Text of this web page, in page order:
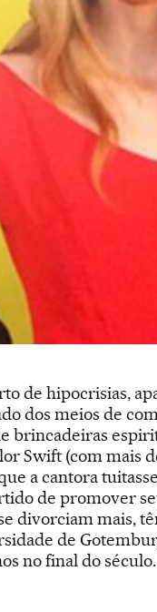
de hipocrisias,
dos meios de
brincadeiras
Swift (com mais
a cantora
de promover
divorciam mais,
de
no final do século.